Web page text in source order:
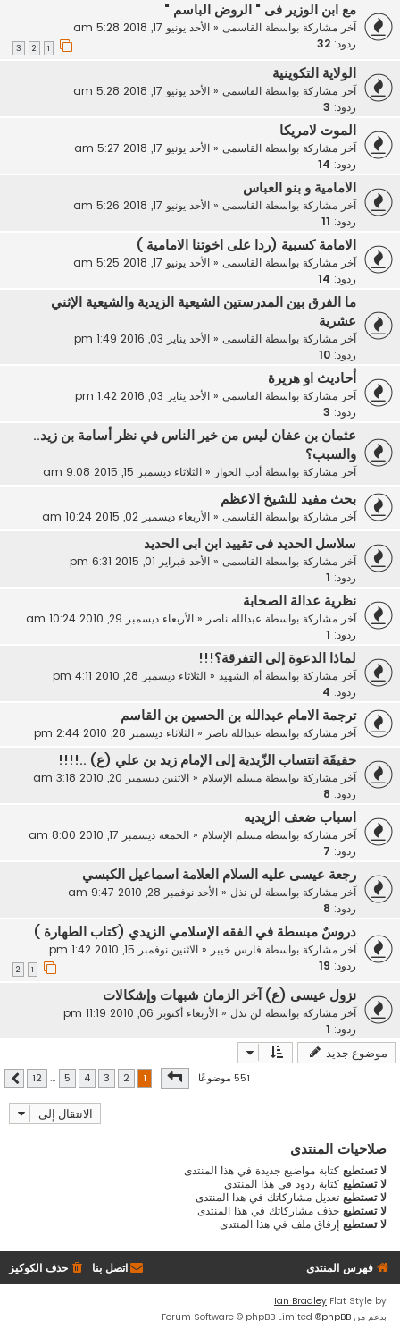
مع ابن الوزير فى " الروض الباسم "
آخر مشاركة بواسطة القاسمى« الأحد يونيو 17, 2018 5:28 am
ردود: 32
3
الولاية التكوينية
آخر مشاركة بواسطة القاسمى « الأحد يونيو 17, 2018 5:28 am
ردود: 3
الموت لامريكا
آخر مشاركة بواسطة القاسمى « الأحد يونيو 17, 2018 5:27 am
ردود: 14
الامامية و بنو العباس
آخر مشاركة بواسطة القاسمى « الأحد يونيو 17, 2018 5:26 am
ردود: 11
الامامة كسبية (ردا على اخوتنا الامامية )
آخر مشاركة بواسطة القاسمى « الأحد يونيو 17, 2018 5:25 am
ردود: 14
ما الفرق بين المدرستين الشيعية الزيدية والشيعية الإثني
عشرية
آخر مشاركة بواسطة القاسمى « الأحد يناير 03, 2016 1:49 pm
ردود: 10
أحاديث او هريرة
آخر مشاركة بواسطة القاسمى « الأحد يناير 03, 2016 1:42 pm
ردود: 3
عثمان بن عفان ليس من خير الناس في نظر أسامة بن زيد..
والسبب؟
آخر مشاركة بواسطة أدب الحوار« الثلاثاء ديسمبر 15, 2015 9:08 am
بحث مفيد للشيخ الاعظم
آخر مشاركة بواسطة القاسمى « الأربعاء ديسمبر 02, 2015 10:24 am
سلاسل الحديد فى تقييد ابن ابى الحديد
آخر مشاركة بواسطة القاسمى « الأحد فبراير 01, 2015 6:31 pm
ردود:
نظرية عدالة الصحابة
آخر مشاركة بواسطة عبدالله ناصر« الأربعاء ديسمبر 29, 2010 10:24 am
ردود:
لماذا الدعوة إلى التفرقة؟!!!
آخر مشاركة بواسطة أم الشهيد« الثلاثاء ديسمبر 28, 2010 4:11 pm
ردود: 4
ترجمة الامام عبدالله بن الحسين بن القاسم
آخر مشاركة بواسطة عبدالله ناصر« الثلاثاء ديسمبر 28, 2010 2:44 pm
حقيقَة انتساب الزّيدية إلى الإمام زيد بن علي (ع) ..!!!!
آخر مشاركة بواسطة مسلم الإسلام« الاثنين ديسمبر 20, 2010 3:18 am
ردود: 8
اسباب ضعف الزيديه
آخر مشاركة بواسطة مسلم الإسلام« الجمعة ديسمبر 17, 2010 8:00 am
ردود: 7
رجعة عيسى عليه السلام العلامة اسماعيل الكبسي
آخر مشاركة بواسطة لن نذل « الأحد نوفمبر 28, 2010 9:47 am
ردود: 8
دروسٌ مبسطة في الفقه الإسلامي الزيدي (كتاب الطهارة )
آخر مشاركة بواسطة فارس خيبر« الاثنين نوفمبر 15, 2010 1:42 pm
ردود: 19
نزول عيسى (ع) آخر الزمان شبهات وإشكالات
آخر مشاركة بواسطة لن نذل « الأربعاء أكتوبر 06, 2010 11:19 pm
ردود:
موضوع جديد
551 موضوعًا صفحة1 من12
2
3
4
5
…
12 التالي
الانتقال إلى
صلاحيات المنتدى
لا تستطيعكتابة مواضيع جديدة في هذا المنتدى
لا تستطيعكتابة ردود في هذا المنتدى
لا تستطيعتعديل مشاركاتك في هذا المنتدى
لا تستطيعحذف مشاركاتك في هذا المنتدى
لا تستطيعإرفاق ملف في هذا المنتدى
فهرس المنتدى حذف الكوكيز اتصل بنا
Flat Style by
Ian Bradley
بدعم منphpBB
® Forum Software © phpBB Limited